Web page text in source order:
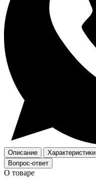
Описание Характеристики
Вопрос-ответ
О товаре